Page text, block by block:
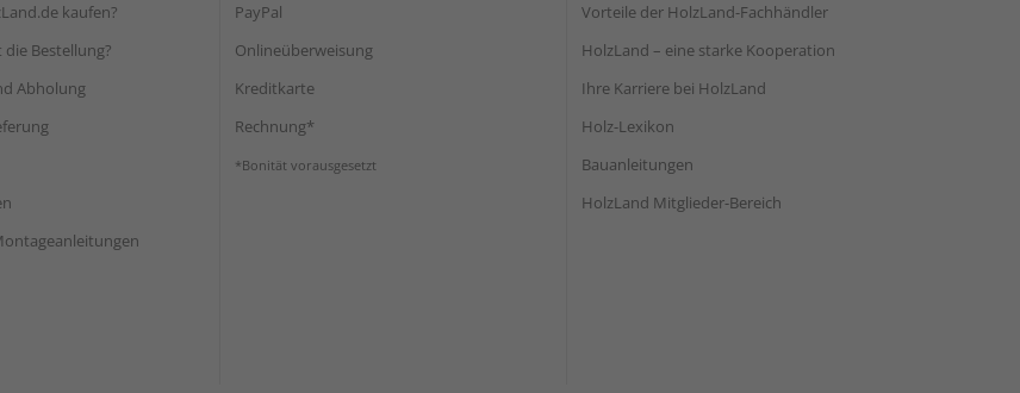
kaufen?
Bestellung?
Abholung
PayPal
Onlineüberweisung
Kreditkarte
Rechnung*
*Bonität vorausgesetzt
Vorteile der HolzLand-Fachhändler
HolzLand – eine starke Kooperation
Ihre Karriere bei HolzLand
Holz-Lexikon
Bauanleitungen
HolzLand Mitglieder-Bereich